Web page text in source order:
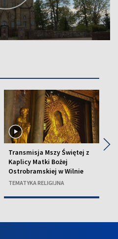
Transmisja Mszy Świętej z
Kaplicy Matki Bożej
Ostrobramskiej w Wilnie
TEMATYKA RELIGIJNA
▶